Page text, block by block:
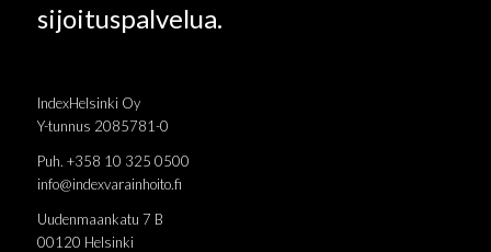
sijoituspalvelua.
IndexHelsinki Oy
Y-tunnus 2085781-0
Puh. +358 10 325 0500
info@indexvarainhoito.fi
Uudenmaankatu 7 B
00120 Helsinki